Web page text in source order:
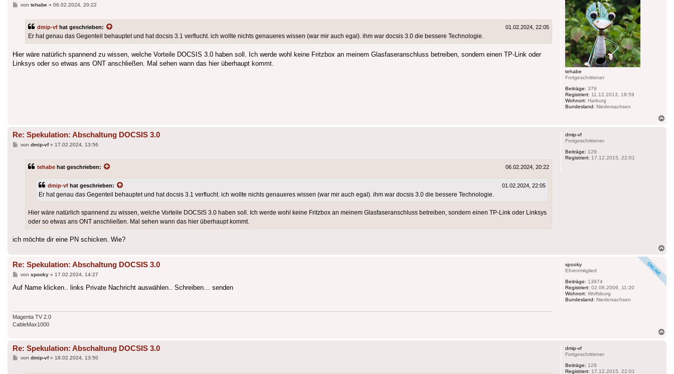
tehabe
Fortgeschrittener
Beiträge: 379
Registriert: 11.12.2013, 18:59
Wohnort: Harburg
Bundesland: Niedersachsen
Beitrag
von tehabe» 06.02.2024, 20:22
dmip-vf hat geschrieben: 01.02.2024, 22:05
Er hat genau das Gegenteil behauptet und hat docsis 3.1 verflucht. ich wollte nichts genaueres wissen (war mir auch egal). ihm war docsis 3.0 die bessere Technologie.
Hier wäre natürlich spannend zu wissen, welche Vorteile DOCSIS 3.0 haben soll. Ich werde wohl keine Fritzbox an meinem Glasfaseranschluss betreiben, sondern einen TP-Link oder
Linksys oder so etwas ans ONT anschließen. Mal sehen wann das hier überhaupt kommt.
dmip-vf
Fortgeschrittener
Beiträge: 129
Registriert: 17.12.2015, 22:01
Re: Spekulation: Abschaltung DOCSIS 3.0
Beitrag
von dmip-vf» 17.02.2024, 13:56
tehabe hat geschrieben: 06.02.2024, 20:22
dmip-vf hat geschrieben: 01.02.2024, 22:05
Er hat genau das Gegenteil behauptet und hat docsis 3.1 verflucht. ich wollte nichts genaueres wissen (war mir auch egal). ihm war docsis 3.0 die bessere Technologie.
Hier wäre natürlich spannend zu wissen, welche Vorteile DOCSIS 3.0 haben soll. Ich werde wohl keine Fritzbox an meinem Glasfaseranschluss betreiben, sondern einen TP-Link oder Linksys
oder so etwas ans ONT anschließen. Mal sehen wann das hier überhaupt kommt.
ich möchte dir eine PN schicken. Wie?
spooky
Ehrenmitglied
Beiträge: 13974
Registriert: 02.06.2006, 11:20
Wohnort: Wolfsburg
Bundesland: Niedersachsen
Re: Spekulation: Abschaltung DOCSIS 3.0
Beitrag
von spooky» 17.02.2024, 14:27
Auf Name klicken.. links Private Nachricht auswählen.. Schreiben… senden
Magenta TV 2.0
CableMax1000
dmip-vf
Fortgeschrittener
Beiträge: 129
Registriert: 17.12.2015, 22:01
Re: Spekulation: Abschaltung DOCSIS 3.0
Beitrag
von dmip-vf» 18.02.2024, 13:50